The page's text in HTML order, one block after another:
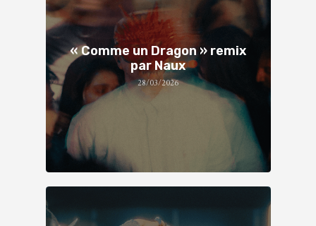
« Comme un Dragon » remix
par Naux
28/03/2026